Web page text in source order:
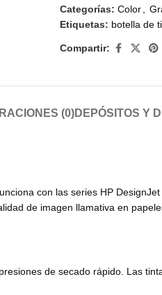
Categorías: Color
Etiquetas: botella de
Compartir:
(0)DEPÓSITOS Y
con las series HP
de imagen llamativa en
de secado rápido. Las